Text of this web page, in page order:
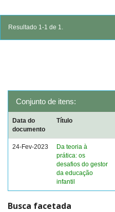
Resultado 1-1 de 1.
Conjunto de itens:
Data do
documento
Título
24-Fev-2023
Da teoria à
prática: os
desafios do gestor
da educação
infantil
Busca facetada